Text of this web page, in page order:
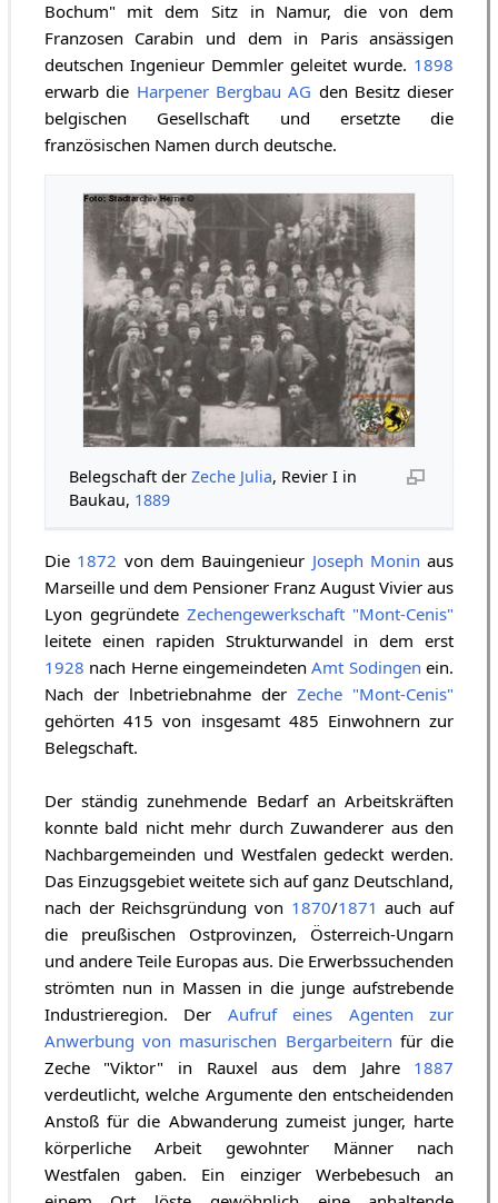
Bochum" mit dem Sitz in Namur, die von dem
Franzosen Carabin und dem in Paris ansässigen
deutschen Ingenieur Demmler geleitet wurde. 1898
erwarb die Harpener Bergbau AG den Besitz dieser
belgischen Gesellschaft und ersetzte die
französischen Namen durch deutsche.
Belegschaft derZeche Julia, Revier I in
Baukau, 1889
Die 1872 von dem Bauingenieur Joseph Monin aus
Marseille und dem Pensioner Franz August Vivier aus
Lyon gegründeteZechengewerkschaft "Mont-Cenis"
leitete einen rapiden Strukturwandel in dem erst
1928 nach Herne eingemeindetenAmt Sodingen ein.
Nach der lnbetriebnahme derZeche "Mont-Cenis"
gehörten 415 von insgesamt 485 Einwohnern zur
Belegschaft.
Der ständig zunehmende Bedarf an Arbeitskräften
konnte bald nicht mehr durch Zuwanderer aus den
Nachbargemeinden und Westfalen gedeckt werden.
Das Einzugsgebiet weitete sich auf ganz Deutschland,
nach der Reichsgründung von 1870/1871 auch auf
die preußischen Ostprovinzen, Österreich-Ungarn
und andere Teile Europas aus. Die Erwerbssuchenden
strömten nun in Massen in die junge aufstrebende
Industrieregion. Der Aufruf eines Agenten zur
Anwerbung von masurischen Bergarbeitern für die
Zeche "Viktor" in Rauxel aus dem Jahre 1887
verdeutlicht, welche Argumente den entscheidenden
Anstoß für die Abwanderung zumeist junger, harte
körperliche Arbeit gewohnter Männer nach
Westfalen gaben. Ein einziger Werbebesuch an